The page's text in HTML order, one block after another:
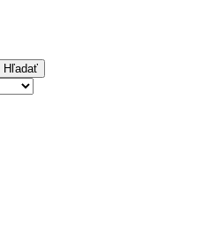
Hľadať